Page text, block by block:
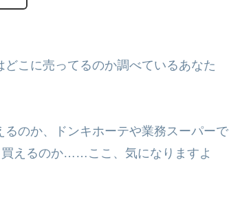
こに売ってるのか調べているあなた
のか、ドンキホーテや業務スーパーで
買えるのか……ここ、気になりますよ